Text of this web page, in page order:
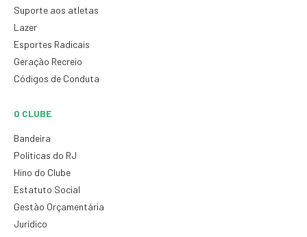
Suporte aos atletas
Lazer
Esportes Radicais
Geração Recreio
Códigos de Conduta
O CLUBE
Bandeira
Políticas do RJ
Hino do Clube
Estatuto Social
Gestão Orçamentária
Jurídico